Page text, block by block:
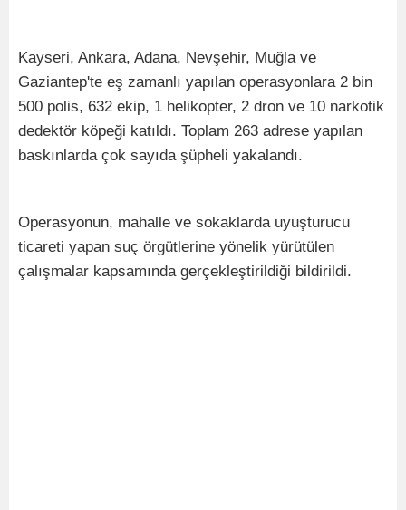
Kayseri, Ankara, Adana, Nevşehir, Muğla ve
Gaziantep'te eş zamanlı yapılan operasyonlara 2 bin
500 polis, 632 ekip, 1 helikopter, 2 dron ve 10 narkotik
dedektör köpeği katıldı. Toplam 263 adrese yapılan
baskınlarda çok sayıda şüpheli yakalandı.
Operasyonun, mahalle ve sokaklarda uyuşturucu
ticareti yapan suç örgütlerine yönelik yürütülen
çalışmalar kapsamında gerçekleştirildiği bildirildi.